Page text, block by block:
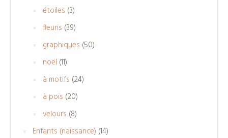
étoiles 33
produits
fleuris 3939
produits
graphiques 5050
noël 1111
produits
à motifs 2424
à pois 2020
produits
velours 88
produits
Enfants (naissance) 1414